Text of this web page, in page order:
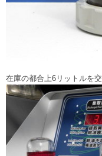
在庫の都合上6リットルを交